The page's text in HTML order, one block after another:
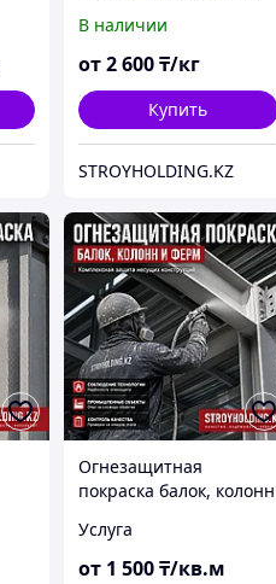
В наличии
от2 600₸/кг
Купить
STROYHOLDING.KZ
Огнезащитная
покраска балок, колонн
Услуга
от 1 500₸/кв.м